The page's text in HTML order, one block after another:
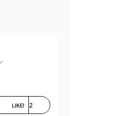
LIKE! 2